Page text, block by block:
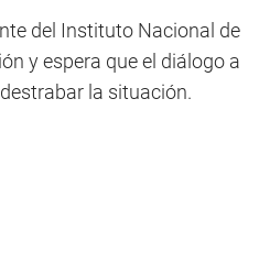
del Instituto Nacional de
y espera que el diálogo a
la situación.